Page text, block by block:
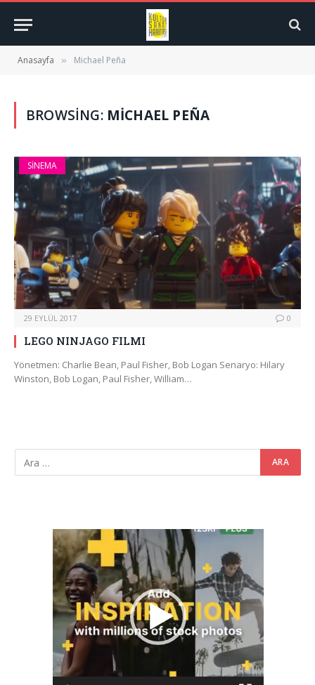
Anasayfa » Michael Peña
BROWSING: MICHAEL PEÑA
SINEMA
29 EYLÜL 2017 0
LEGO NINJAGO FILMI
Yönetmen: Charlie Bean, Paul Fisher, Bob Logan Senaryo: Hilary
Winston, Bob Logan, Paul Fisher, William…
Video
oynatıcı